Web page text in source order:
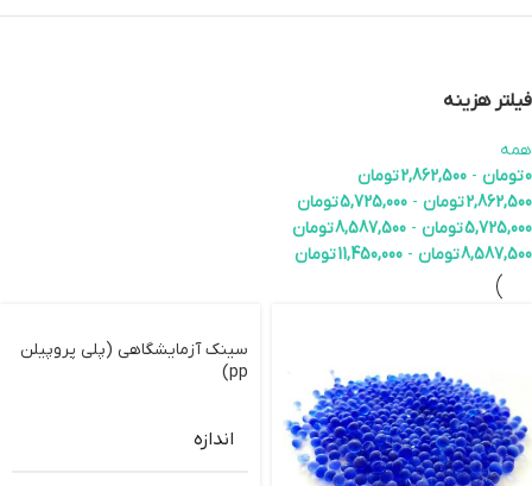
فیلتر هزینه
همه
0تومان -
2,862,500تومان
2,862,500تومان -
5,725,000تومان
5,725,000تومان -
8,587,500تومان
8,587,500تومان -
11,450,000تومان
سینک آزمایشگاهی (پلی پروپیلن
pp)
اندازه